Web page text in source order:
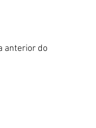
anterior do